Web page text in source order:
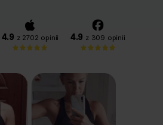
4.9 z 2702 opinii 4.9 z 309 opinii